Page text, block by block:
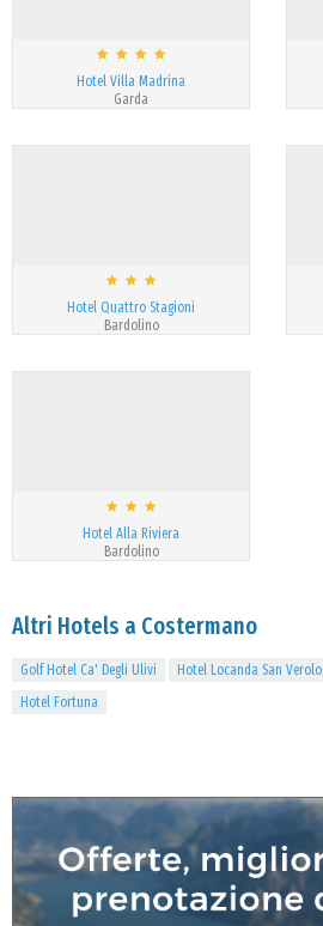
Hotel Villa Madrina
Garda
Hotel Quattro Stagioni
Bardolino
Hotel Alla Riviera
Bardolino
Altri Hotels a Costermano
Golf Hotel Ca' Degli Ulivi Hotel Locanda San Verolo
Hotel Fortuna